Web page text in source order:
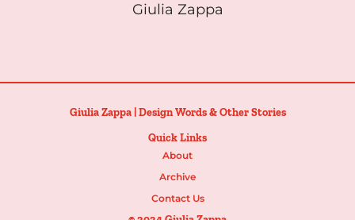
Giulia Zappa
Giulia Zappa | Design Words & Other Stories
Quick Links
About
Archive
Contact Us